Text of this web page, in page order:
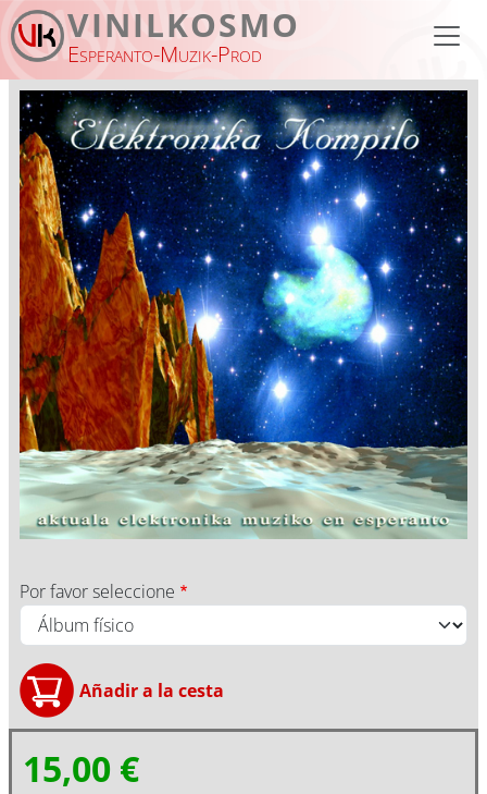
Pasar al contenido principal
VINILKOSMO
Esperanto-Muzik-Prod
Por favor seleccione
15,00 €